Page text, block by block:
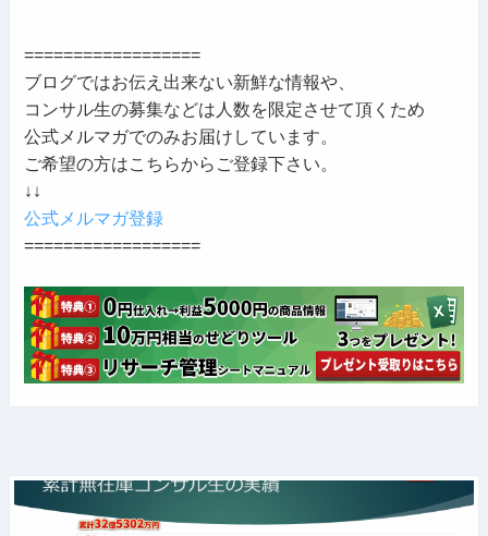
==================
ブログではお伝え出来ない新鮮な情報や、
コンサル生の募集などは人数を限定させて頂くため
公式メルマガでのみお届けしています。
ご希望の方はこちらからご登録下さい。
↓↓
公式メルマガ登録
==================